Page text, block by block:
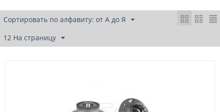
Сортировать по алфавиту: от А до Я
12 На страницу